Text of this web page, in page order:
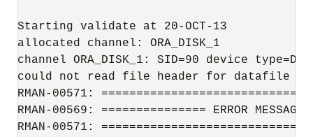
Starting validate at 20-OCT-13
allocated channel: ORA_DISK_1
channel ORA_DISK_1: SID=90 device
could not read file header for datafile 7
RMAN-00571:
RMAN-00569: =============== ERROR MESSAGE
RMAN-00571: